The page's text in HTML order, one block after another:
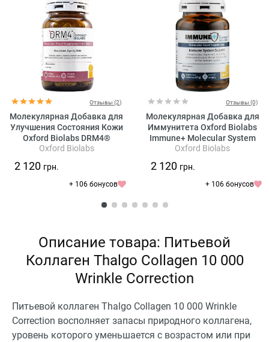
Отзывы (2)
Молекулярная Добавка для
Улучшения Состояния Кожи
Oxford Biolabs DRM4®
Oxford Biolabs
2 120 грн.
+ 106 бонусов
Отзывы (0)
Молекулярная Добавка для
Иммунитета Oxford Biolabs
Immune+ Molecular System
Support
Oxford Biolabs
2 120 грн.
+ 106 бонусов
Описание товара: Питьевой
Коллаген Thalgo Collagen 10 000
Wrinkle Correction
Питьевой коллаген Thalgo Collagen 10 000 Wrinkle
Correction восполняет запасы природного коллагена,
уровень которого уменьшается с возрастом или при